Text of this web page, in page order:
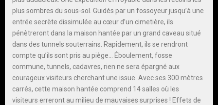
plus sombres du sous-sol. Guidés par un fossoyeur jusqu’à une
entrée secrète dissimulée au cœur d’un cimetière, ils
pénètreront dans la maison hantée par un grand caveau situé
dans des tunnels souterrains. Rapidement, ils se rendront
compte qu’ils sont pris au piège… Éboulement, fosse
commune, tunnels, cadavres, rien ne sera épargné aux
courageux visiteurs cherchant une issue. Avec ses 300 mètres
carrés, cette maison hantée comprend 14 salles où les
visiteurs erreront au milieu de mauvaises surprises ! Effets de